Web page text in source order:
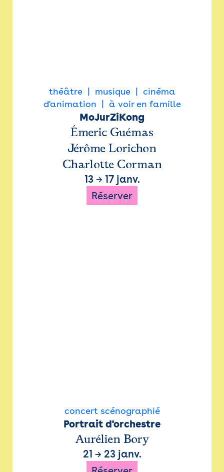
théâtre musique
cinéma
d'animation
à voir en famille
MoJurZiKong
Émeric Guémas
Jérôme Lorichon
Charlotte Corman
13→ 17 janv.
Réserver
concert scénographié
Portrait d'orchestre
Aurélien Bory
21 → 23 janv.